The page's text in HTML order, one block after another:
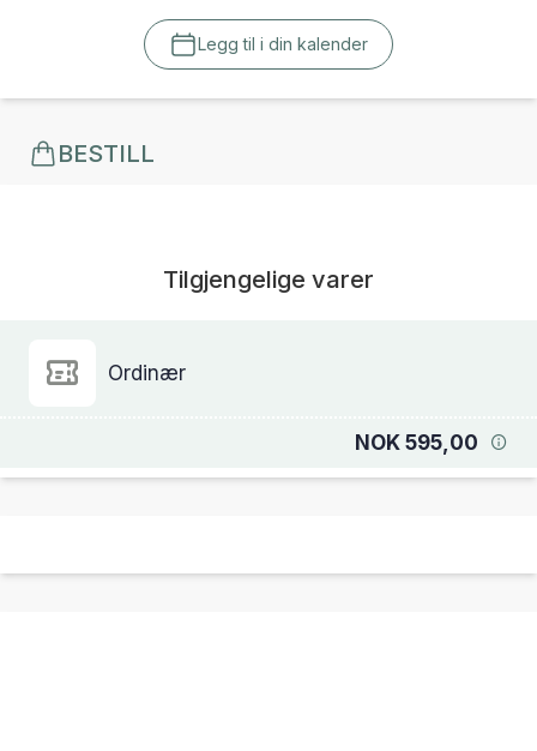
Legg til i din kalender
BESTILL
Tilgjengelige varer
Ordinær
NOK 595,00